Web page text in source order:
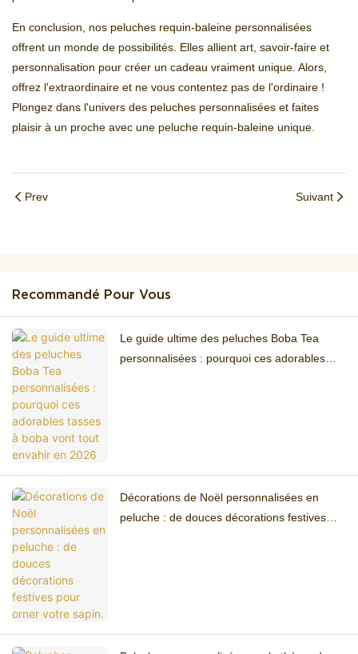
En conclusion, nos peluches requin-baleine personnalisées
offrent un monde de possibilités. Elles allient art, savoir-faire et
personnalisation pour créer un cadeau vraiment unique. Alors,
offrez l'extraordinaire et ne vous contentez pas de l'ordinaire !
Plongez dans l'univers des peluches personnalisées et faites
plaisir à un proche avec une peluche requin-baleine unique.
Prev Suivant
Recommandé Pour Vous
Le guide ultime des peluches Boba Tea
personnalisées : pourquoi ces adorables
Décorations de Noël personnalisées en
peluche : de douces décorations festives